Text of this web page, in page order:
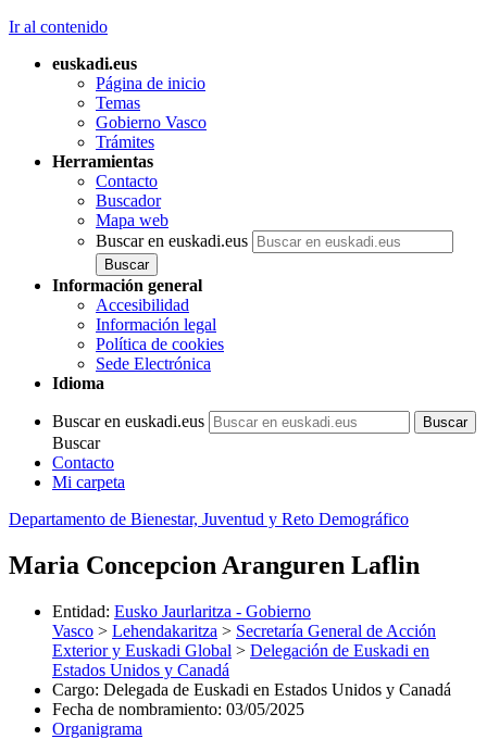
Ir al contenido
euskadi.eus
Página de inicio
Temas
Gobierno Vasco
Trámites
Herramientas
Contacto
Buscador
Mapa web
Buscar en euskadi.eus
Información general
Accesibilidad
Información legal
Política de cookies
Sede Electrónica
Idioma
Buscar en euskadi.eus
Buscar
Contacto
Mi carpeta
Departamento de Bienestar, Juventud y Reto Demográfico
Maria Concepcion Aranguren Laflin
Entidad: Eusko Jaurlaritza - Gobierno
Vasco > Lehendakaritza > Secretaría General de Acción
Exterior y Euskadi Global > Delegación de Euskadi en
Estados Unidos y Canadá
Cargo: Delegada de Euskadi en Estados Unidos y Canadá
Fecha de nombramiento: 03/05/2025
Organigrama